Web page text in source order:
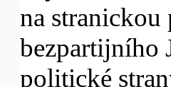
na
bezpartijního
politické